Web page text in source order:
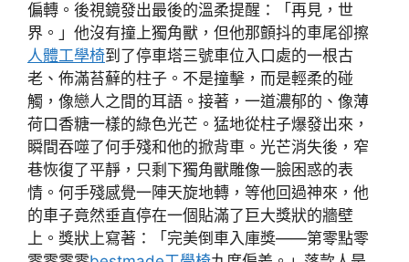
偏轉。後視鏡發出最後的溫柔提醒：「再見，世
界。」他沒有撞上獨角獸，但他那顫抖的車尾卻擦
人體工學椅到了停車塔三號車位入口處的一根古
老、佈滿苔蘚的柱子。不是撞擊，而是輕柔的碰
觸，像戀人之間的耳語。接著，一道濃郁的、像薄
荷口香糖一樣的綠色光芒。猛地從柱子爆發出來，
瞬間吞噬了何手殘和他的掀背車。光芒消失後，窄
巷恢復了平靜，只剩下獨角獸雕像一臉困惑的表
情。何手殘感覺一陣天旋地轉，等他回過神來，他
的車子竟然垂直停在一個貼滿了巨大獎狀的牆壁
上。獎狀上寫著：「完美倒車入庫獎——第零點零